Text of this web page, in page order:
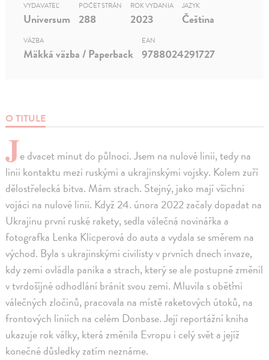
O TITULE
Je dvacet minut do půlnoci. Jsem na nulové linii, tedy na
linii kontaktu mezi ruskými a ukrajinskými vojsky. Kolem zuří
dělostřelecká bitva. Mám strach. Stejný, jako mají všichni
vojáci na nulové linii. Když 24. února 2022 začaly dopadat na
Ukrajinu první ruské rakety, sedla válečná novinářka a
fotografka Lenka Klicperová do auta a vydala se směrem na
východ. Byla s ukrajinskými civilisty v prvních dnech invaze,
kdy zemi ovládla panika a strach, který se ale postupně změnil
v tvrdošíjné odhodlání bránit svou zemi. Mluvila s oběťmi
válečných zločinů, pracovala na místě raketových útoků, na
frontových liniích na celém Donbase. Její reportážní kniha
ukazuje rok války, která změnila Evropu i celý svět a jejíž
konečné důsledky zatím neznáme.
VYDAVATEĽ
Universum
POČET STRÁN
288
ROK VYDANIA
2023
JAZYK
Čeština
VÄZBA
Mäkká väzba / Paperback
EAN
9788024291727